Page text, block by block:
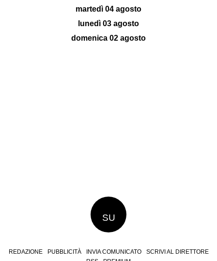
martedì 04 agosto
lunedì 03 agosto
domenica 02 agosto
SU
REDAZIONE PUBBLICITÀ INVIA COMUNICATO
SCRIVI AL DIRETTORE